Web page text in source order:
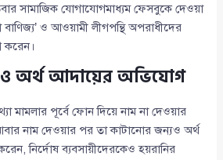
সামাজিক যোগাযোগমাধ্যম ফেসবুকে দেওয়া
বাণিজ্য’ ও আওয়ামী লীগপন্থি অপরাধীদের
করেন।
ও অর্থ আদায়ের অভিযোগ
মামলার পূর্বে ফোন দিয়ে নাম না দেওয়ার
নাম দেওয়ার পর তা কাটানোর জন্যও অর্থ
নির্দোষ ব্যবসায়ীদেরকেও হয়রানির